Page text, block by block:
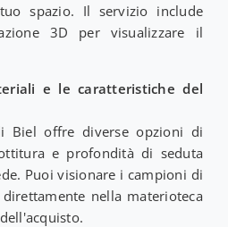
spazio. Il servizio include
3D per visualizzare il
e le caratteristiche del
Biel offre diverse opzioni di
e profondità di seduta
Puoi visionare i campioni di
nella materioteca